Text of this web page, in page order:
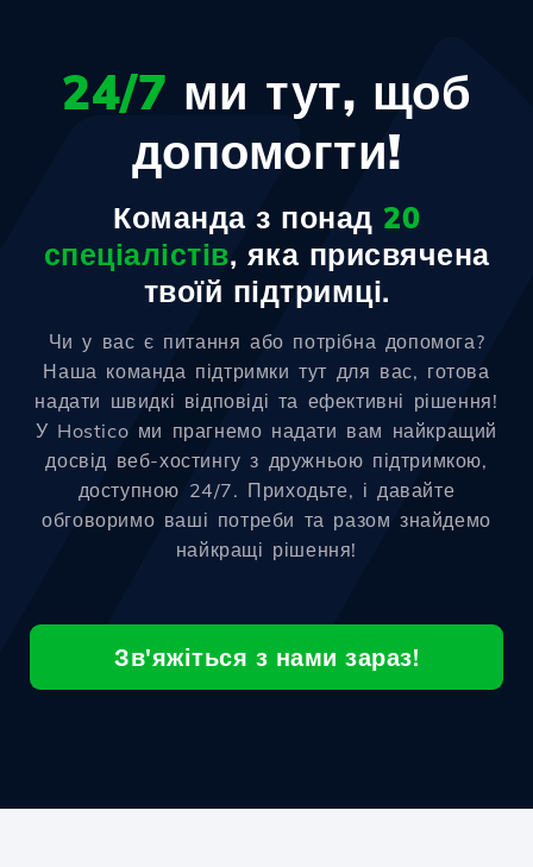
24/7 ми тут, щоб
допомогти!
Команда з понад 20
спеціалістів, яка присвячена
твоїй підтримці.
Чи у вас є питання або потрібна допомога?
Наша команда підтримки тут для вас, готова
надати швидкі відповіді та ефективні рішення!
У Hostico ми прагнемо надати вам найкращий
досвід веб-хостингу з дружньою підтримкою,
доступною 24/7. Приходьте, і давайте
обговоримо ваші потреби та разом знайдемо
найкращі рішення!
Зв'яжіться з нами зараз!